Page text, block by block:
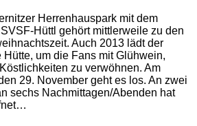
Herrenhauspark mit dem
Hüttl gehört mittlerweile zu den
Auch 2013 lädt der
um die Fans mit Glühwein,
zu verwöhnen. Am
29. November geht es los. An zwei
sechs Nachmittagen/Abenden hat